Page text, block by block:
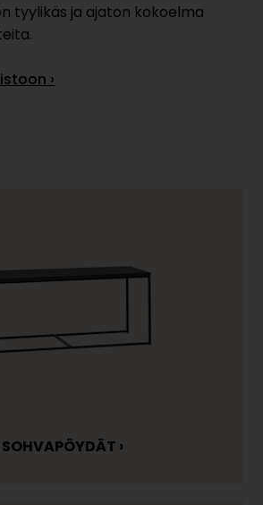
tyylikäs ja ajaton kokoelma
›
SOHVAPÖYDÄT ›